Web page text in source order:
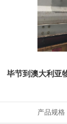
毕节到澳大利亚
产品规格